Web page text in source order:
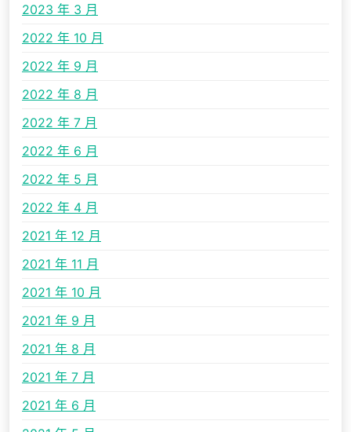
2023 年 3 月
2022 年 10 月
2022 年 9 月
2022 年 8 月
2022 年 7 月
2022 年 6 月
2022 年 5 月
2022 年 4 月
2021 年 12 月
2021 年 11 月
2021 年 10 月
2021 年 9 月
2021 年 8 月
2021 年 7 月
2021 年 6 月